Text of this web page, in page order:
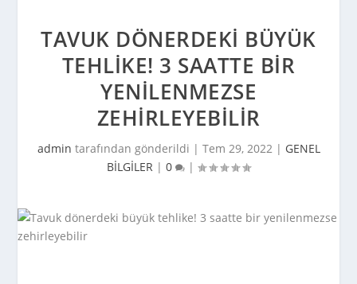
TAVUK DÖNERDEKI BÜYÜK
TEHLIKE! 3 SAATTE BIR
YENILENMEZSE
ZEHIRLEYEBILIR
admin tarafından gönderildi | Tem 29, 2022| GENEL
BİLGİLER | 0 |